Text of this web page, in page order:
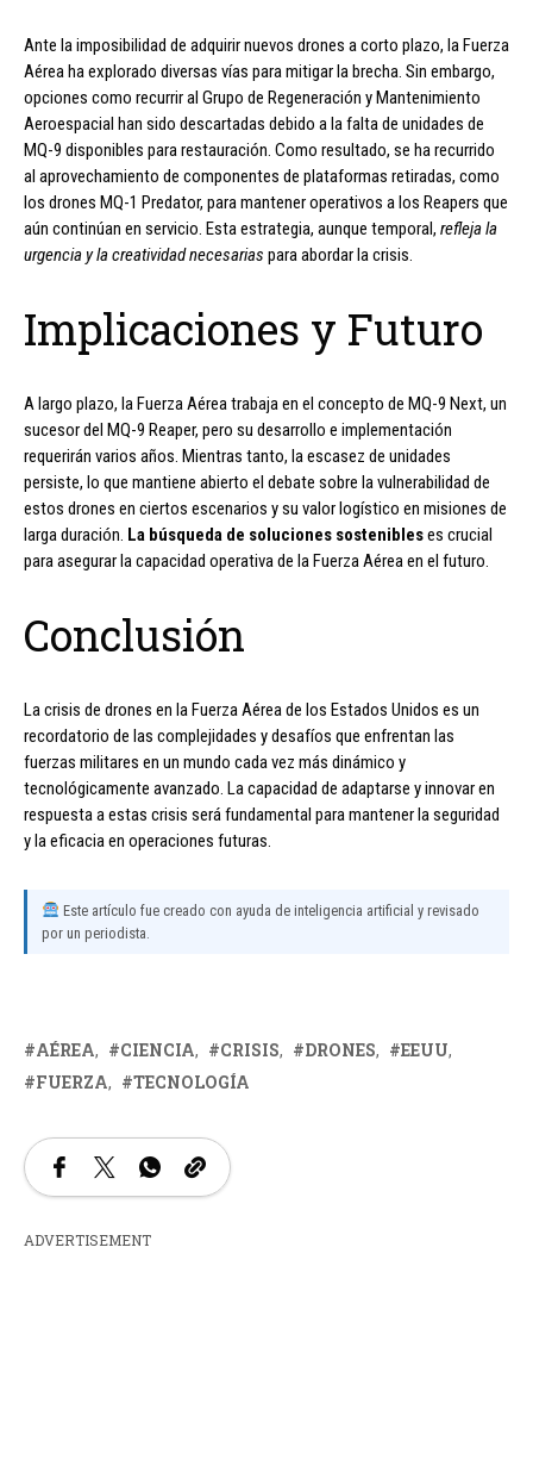
Ante la imposibilidad de adquirir nuevos drones a corto plazo, la Fuerza
Aérea ha explorado diversas vías para mitigar la brecha. Sin embargo,
opciones como recurrir al Grupo de Regeneración y Mantenimiento
Aeroespacial han sido descartadas debido a la falta de unidades de
MQ-9 disponibles para restauración. Como resultado, se ha recurrido
al aprovechamiento de componentes de plataformas retiradas, como
los drones MQ-1 Predator, para mantener operativos a los Reapers que
aún continúan en servicio. Esta estrategia, aunque temporal, refleja la
urgencia y la creatividad necesarias para abordar la crisis.
Implicaciones y Futuro
A largo plazo, la Fuerza Aérea trabaja en el concepto de MQ-9 Next, un
sucesor del MQ-9 Reaper, pero su desarrollo e implementación
requerirán varios años. Mientras tanto, la escasez de unidades
persiste, lo que mantiene abierto el debate sobre la vulnerabilidad de
estos drones en ciertos escenarios y su valor logístico en misiones de
larga duración. La búsqueda de soluciones sostenibleses crucial
para asegurar la capacidad operativa de la Fuerza Aérea en el futuro.
Conclusión
La crisis de drones en la Fuerza Aérea de los Estados Unidos es un
recordatorio de las complejidades y desafíos que enfrentan las
fuerzas militares en un mundo cada vez más dinámico y
tecnológicamente avanzado. La capacidad de adaptarse y innovar en
respuesta a estas crisis será fundamental para mantener la seguridad
y la eficacia en operaciones futuras.
Este artículo fue creado con ayuda de inteligencia artificial y revisado
por un periodista.
AÉREA CIENCIA CRISIS DRONES
EEUU
FUERZA
TECNOLOGÍA
ADVERTISEMENT